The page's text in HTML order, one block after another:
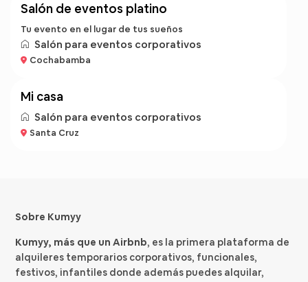
salón de eventos platino
Tu evento en el lugar de tus sueños
Salón para eventos corporativos
Cochabamba
Bs 500/noche
mi casa
Salón para eventos corporativos
Santa Cruz
Sobre Kumyy
Kumyy, más que un Airbnb, es la primera plataforma de
alquileres temporarios corporativos, funcionales,
festivos, infantiles donde además puedes alquilar,